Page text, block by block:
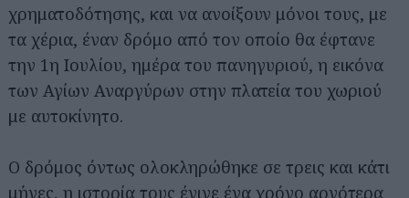
χρηματοδότησης, και να ανοίξουν μόνοι τους, με
τα χέρια, έναν δρόμο από τον οποίο θα έφτανε
την 1η Ιουλίου, ημέρα του πανηγυριού, η εικόνα
των Αγίων Αναργύρων στην πλατεία του χωριού
με αυτοκίνητο.
Ο δρόμος όντως ολοκληρώθηκε σε τρεις και κάτι
μήνες, η ιστορία τους έγινε ένα χρόνο αργότερα